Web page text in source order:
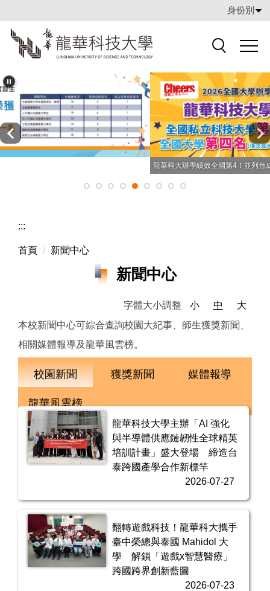
到
主
容
身份別
龍華科大辦學績效全國第4！並列台成大 奪私立技專第1
:::
首頁 新聞中心
新聞中心
字體大小調整 小 中
大
本校新聞中心可綜合查詢校園大紀事、師生獲獎新聞、
相關媒體報導及龍華風雲榜。
校園新聞 獲獎新聞 媒體報導
龍華風雲榜
龍華科技大學主辦「AI 強化
與半導體供應鏈韌性全球精英
培訓計畫」盛大登場 締造台
泰跨國產學合作新標竿
2026-07-27
翻轉遊戲科技！龍華科大攜手
臺中榮總與泰國 Mahidol 大
學 解鎖「遊戲x智慧醫療」
跨國跨界創新藍圖
2026-07-23